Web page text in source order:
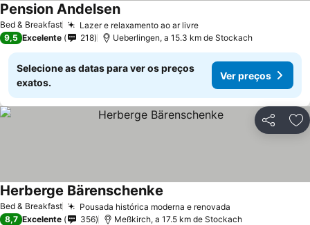
Bed & Breakfast Lazer e relaxamento ao ar livreVer preços
Pension AndelsenVer preços
9,5 Excelente 218 Ueberlingen, a 15.3 km de Stockach
Selecione as datas para ver os preços
exatos.
Ver preços
Partilhar
Bed & Breakfast Pousada histórica moderna e renovada
Herberge Bärenschenke
8,7 Excelente 356 Meßkirch, a 17.5 km de Stockach